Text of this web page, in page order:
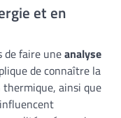
et en
de faire uneanalyse
de connaître la
ainsi que